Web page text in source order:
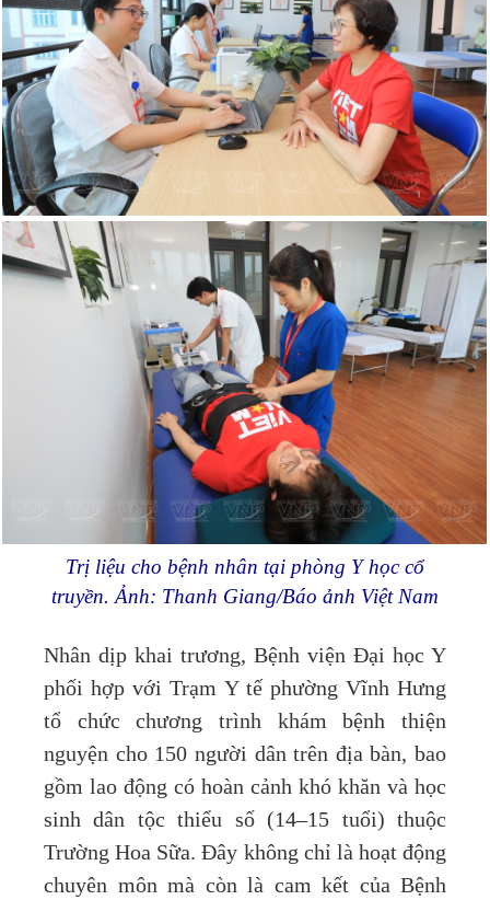
Trị liệu cho bệnh nhân tại phòng Y học cổ
truyền. Ảnh: Thanh Giang/Báo ảnh Việt Nam
Nhân dịp khai trương, Bệnh viện Đại học Y
phối hợp với Trạm Y tế phường Vĩnh Hưng
tổ chức chương trình khám bệnh thiện
nguyện cho 150 người dân trên địa bàn, bao
gồm lao động có hoàn cảnh khó khăn và học
sinh dân tộc thiểu số (14–15 tuổi) thuộc
Trường Hoa Sữa. Đây không chỉ là hoạt động
chuyên môn mà còn là cam kết của Bệnh